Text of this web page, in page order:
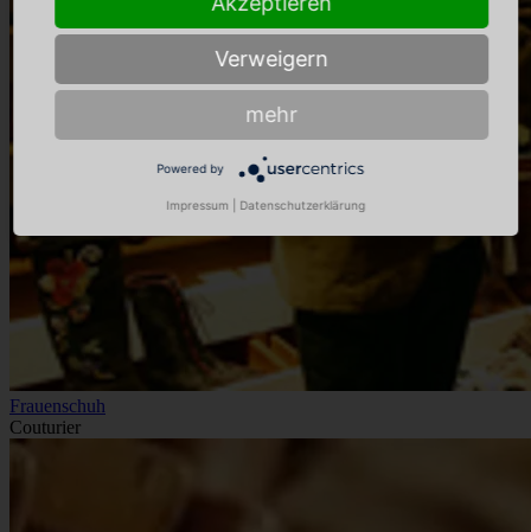
Frauenschuh
Couturier
Verweigern
mehr
Powered by
Impressum Datenschutzerklärung